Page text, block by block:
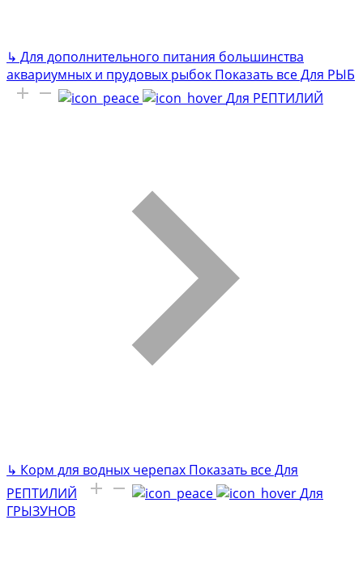
↳ Для дополнительного питания большинства
аквариумных и прудовых рыбок Показать все Для РЫБ
Для РЕПТИЛИЙ
↳ Корм для водных черепах Показать все Для
РЕПТИЛИЙ
Для
ГРЫЗУНОВ